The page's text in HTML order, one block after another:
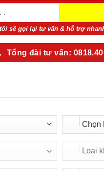
sẽ gọi lại tư vấn & hỗ trợ
Tổng đài tư vấn: